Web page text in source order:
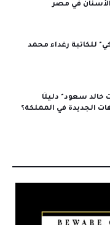
في مصر
للكاتبة رغداء محمد
سعود" دليلًا
الجديدة في المملكة؟